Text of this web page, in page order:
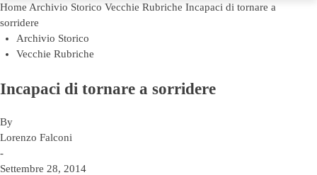
Home Archivio Storico Vecchie Rubriche Incapaci di tornare a
sorridere
Archivio Storico
Vecchie Rubriche
Incapaci di tornare a sorridere
By
Lorenzo Falconi
-
Settembre 28, 2014